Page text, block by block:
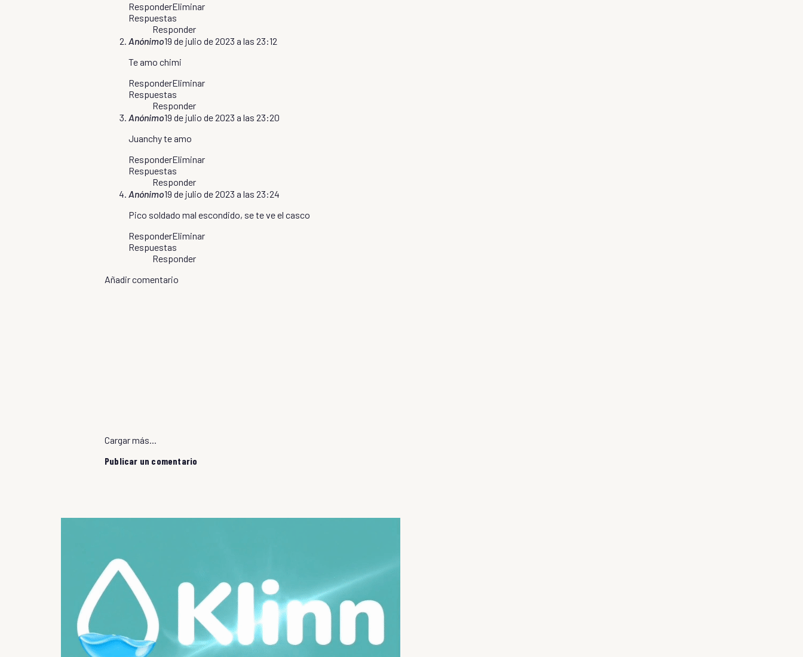
ResponderEliminar
Respuestas
Responder
Anónimo19 de julio de 2023 a las 23:12
Te amo chimi
ResponderEliminar
Respuestas
Responder
Anónimo19 de julio de 2023 a las 23:20
Juanchy te amo
ResponderEliminar
Respuestas
Responder
Anónimo19 de julio de 2023 a las 23:24
Pico soldado mal escondido, se te ve el casco
ResponderEliminar
Respuestas
Responder
Añadir comentario
Cargar más...
Publicar un comentario